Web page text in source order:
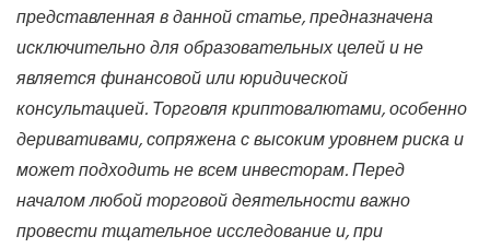
представленная в данной статье, предназначена
исключительно для образовательных целей и не
является финансовой или юридической
консультацией. Торговля криптовалютами, особенно
деривативами, сопряжена с высоким уровнем риска и
может подходить не всем инвесторам. Перед
началом любой торговой деятельности важно
провести тщательное исследование и, при